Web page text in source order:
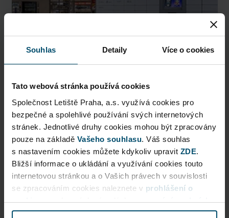
Souhlas Detaily Více o cookies
Tato webová stránka používá cookies
Společnost Letiště Praha, a.s. využívá cookies pro
bezpečné a spolehlivé používání svých internetových
stránek. Jednotlivé druhy cookies mohou být zpracovány
pouze na základě Vašeho souhlasu. Váš souhlas
s nastavením cookies můžete kdykoliv upravit ZDE.
Bližší informace o ukládání a využívání cookies touto
internetovou stránkou a o Vašich právech v souvislosti
se zpracováním cookies naleznete v prohlášení o
cookiesa v obecných zásadáchzpracování osobních
údajů.
AlzaBox
Pick up conveniently and nonstop from AlzaBox ...
Public Area
Now open